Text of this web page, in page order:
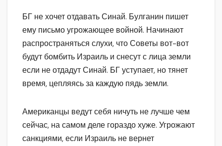
БГ не хочет отдавать Синай. Булганин пишет
ему письмо угрожающее войной. Начинают
распространяться слухи, что Советы вот-вот
будут бомбить Израиль и снесут с лица земли
если не отдадут Синай. БГ уступает, но тянет
время, цепляясь за каждую пядь земли.
Американцы ведут себя ничуть не лучше чем
сейчас, на самом деле гораздо хуже. Угрожают
санкциями, если Израиль не вернет